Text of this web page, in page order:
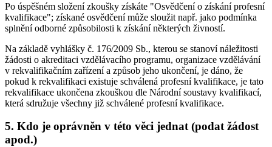
Po úspěšném složení zkoušky získáte "Osvědčení o získání profesní
kvalifikace"; získané osvědčení může sloužit např. jako podmínka
splnění odborné způsobilosti k získání některých živností.
Na základě vyhlášky č. 176/2009 Sb., kterou se stanoví náležitosti
žádosti o akreditaci vzdělávacího programu, organizace vzdělávání
v rekvalifikačním zařízení a způsob jeho ukončení, je dáno, že
pokud k rekvalifikaci existuje schválená profesní kvalifikace, je tato
rekvalifikace ukončena zkouškou dle Národní soustavy kvalifikací,
která sdružuje všechny již schválené profesní kvalifikace.
5. Kdo je oprávněn v této věci jednat (podat žádost
apod.)